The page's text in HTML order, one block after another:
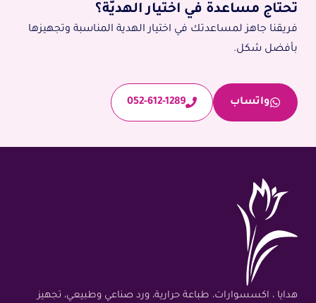
تحتاج مساعدة في اختيار الهديّة؟
فريقنا جاهز لمساعدتك في اختيار الهدية المناسبة وتجهيزها
بأفضل شكل.
واتساب 052-612-1289
هدايا ، اكسسوارات، طباعة حرارية، ورد صناعي وطبيعي، تجهيز